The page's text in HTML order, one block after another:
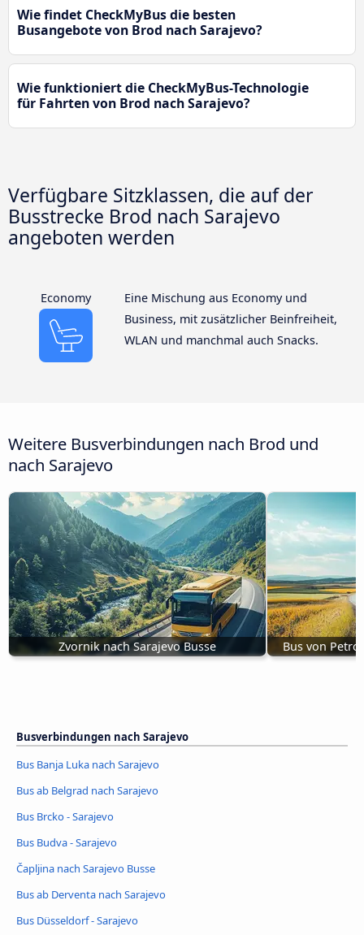
Wie findet CheckMyBus die besten
Busangebote von Brod nach Sarajevo?
Wie funktioniert die CheckMyBus-Technologie
für Fahrten von Brod nach Sarajevo?
Verfügbare Sitzklassen, die auf der
Busstrecke Brod nach Sarajevo
angeboten werden
Economy
Eine Mischung aus Economy und
Business, mit zusätzlicher Beinfreiheit,
WLAN und manchmal auch Snacks.
Weitere Busverbindungen nach Brod und
nach Sarajevo
Zvornik nach Sarajevo Busse Bus von
Busverbindungen nach Sarajevo
Bus Banja Luka nach Sarajevo
Bus ab Belgrad nach Sarajevo
Bus Brcko - Sarajevo
Bus Budva - Sarajevo
Čapljina nach Sarajevo Busse
Bus ab Derventa nach Sarajevo
Bus Düsseldorf - Sarajevo